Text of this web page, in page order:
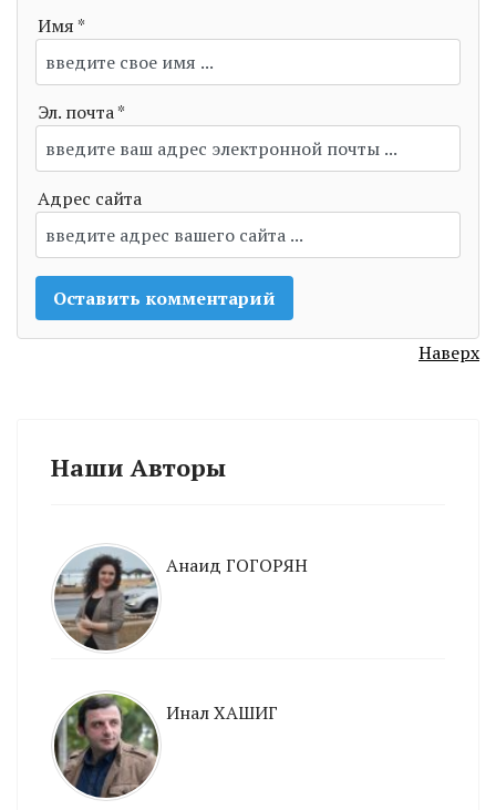
Имя *
Эл. почта *
Адрес сайта
Наверх
Наши Авторы
Анаид ГОГОРЯН
Инал ХАШИГ